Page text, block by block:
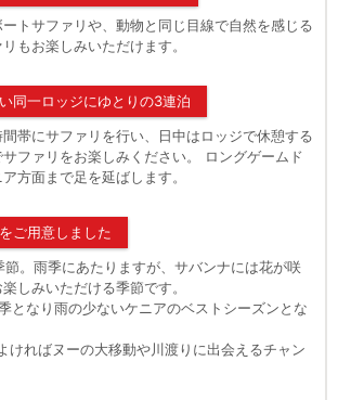
トサファリや、動物と同じ目線で自然を感じる
もお楽しみいただけます。
同一ロッジにゆとりの3連泊
帯にサファリを行い、日中はロッジで休憩する
ファリをお楽しみください。 ロングゲームド
方面まで足を延ばします。
ご用意しました
。雨季にあたりますが、サバンナには花が咲
しみいただける季節です。
となり雨の少ないケニアのベストシーズンとな
ければヌーの大移動や川渡りに出会えるチャン